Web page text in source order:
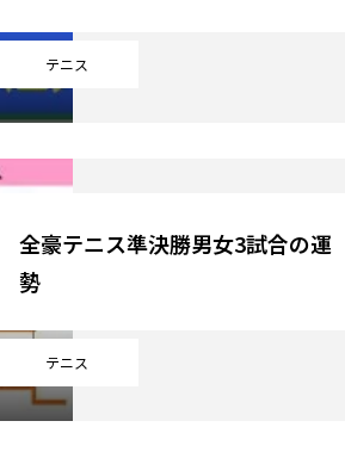
テニス
テニス
全豪テニス準決勝男女3試合の運
勢